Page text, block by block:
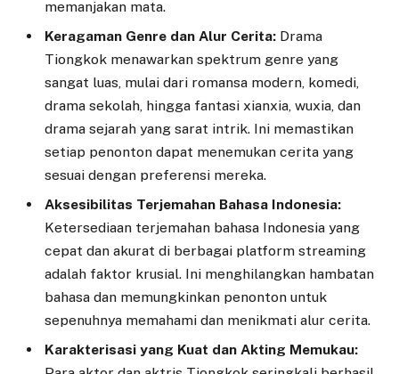
memanjakan mata.
Keragaman Genre dan Alur Cerita: Drama
Tiongkok menawarkan spektrum genre yang
sangat luas, mulai dari romansa modern, komedi,
drama sekolah, hingga fantasi xianxia, wuxia, dan
drama sejarah yang sarat intrik. Ini memastikan
setiap penonton dapat menemukan cerita yang
sesuai dengan preferensi mereka.
Aksesibilitas Terjemahan Bahasa Indonesia:
Ketersediaan terjemahan bahasa Indonesia yang
cepat dan akurat di berbagai platform streaming
adalah faktor krusial. Ini menghilangkan hambatan
bahasa dan memungkinkan penonton untuk
sepenuhnya memahami dan menikmati alur cerita.
Karakterisasi yang Kuat dan Akting Memukau: